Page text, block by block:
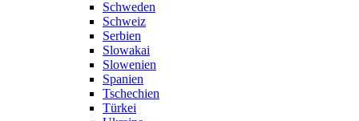
Schweden
Schweiz
Serbien
Slowakai
Slowenien
Spanien
Tschechien
Türkei